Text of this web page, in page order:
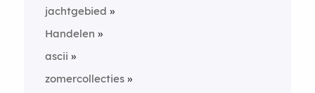
jachtgebied
Handelen
ascii
zomercollecties